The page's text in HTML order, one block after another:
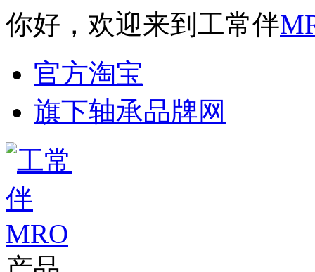
你好，欢迎来到工常伴
官方淘宝
旗下轴承品牌网